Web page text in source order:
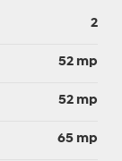
2
52 mp
52 mp
65 mp